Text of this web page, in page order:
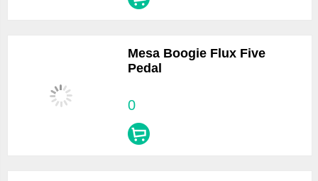
Mesa Boogie Flux Five
Pedal
0